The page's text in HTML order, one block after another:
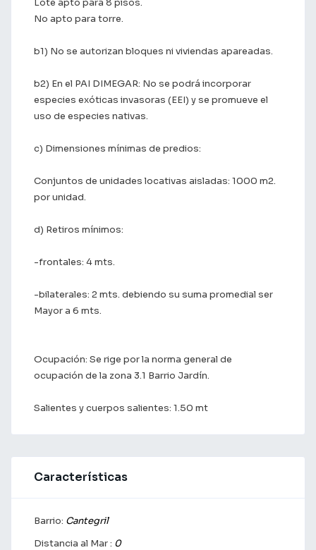
Lote apto para 8 pisos.
No apto para torre.
b1) No se autorizan bloques ni viviendas apareadas.
b2) En el PAI DIMEGAR: No se podrá incorporar
especies exóticas invasoras (EEI) y se promueve el
uso de especies nativas.
c) Dimensiones mínimas de predios:
Conjuntos de unidades locativas aisladas: 1000 m2.
por unidad.
d) Retiros mínimos:
-frontales: 4 mts.
-bilaterales: 2 mts. debiendo su suma promedial ser
Mayor a 6 mts.
Ocupación: Se rige por la norma general de
ocupación de la zona 3.1 Barrio Jardín.
Salientes y cuerpos salientes: 1.50 mt
Características
Barrio: Cantegril
Distancia al Mar : 0